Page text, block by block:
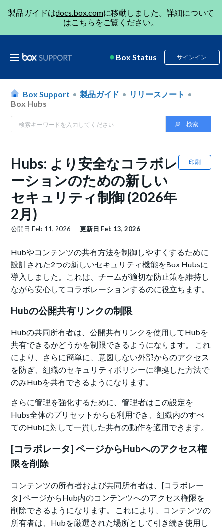
製品ガイドはdocs.box.comに移動しました。詳細について
はこちら をご覧ください。
Box Status サインイン
Box Support 製品ガイド
リリースノート
Box Hubs
印刷
Hubs: より安全なコラボレ
ーションのための新しい
セキュリティ制御 (2026年
2月)
公開日Feb 11, 2026 更新日 Feb 13, 2026
Hubやコンテンツの共有方法を制御しやすくするために
設計された2つの新しいセキュリティ機能をBox Hubsに
導入しました。これは、チームが適切な防止策を維持し
ながら安心してコラボレーションするのに役立ちます。
Hubの公開共有リンクの制限
Hubの共同所有者は、公開共有リンクを使用してHubを
共有できるかどうかを制限できるようになります。 これ
により、さらに簡単に、意図しない外部からのアクセス
を防ぎ、組織のセキュリティポリシーに準拠した方法で
のみHubを共有できるようになります。
さらに管理を強化するために、管理者はこの設定を
Hubs全体のプリセットからも利用でき、組織内のすべ
てのHubに対して一貫した共有の動作を適用できます。
[コラボレータ] ページからHubへのアクセス権
限を削除
コンテンツの所有者および共同所有者は、[コラボレー
タ] ページからHub内のコンテンツへのアクセス権限を
削除できるようになります。 これにより、コンテンツの
所有者は、Hubを厳選された場所として引き続き使用し